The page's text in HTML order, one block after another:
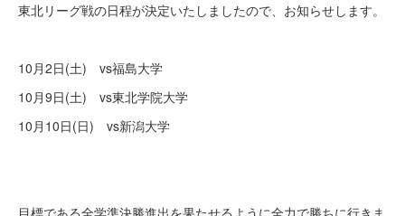
東北リーグ戦の日程が決定いたしましたので、お知らせします。
10月2日(土) vs福島大学
10月9日(土) vs東北学院大学
10月10日(日) vs新潟大学
目標である全学準決勝進出を果たせるように全力で勝ちに行きま